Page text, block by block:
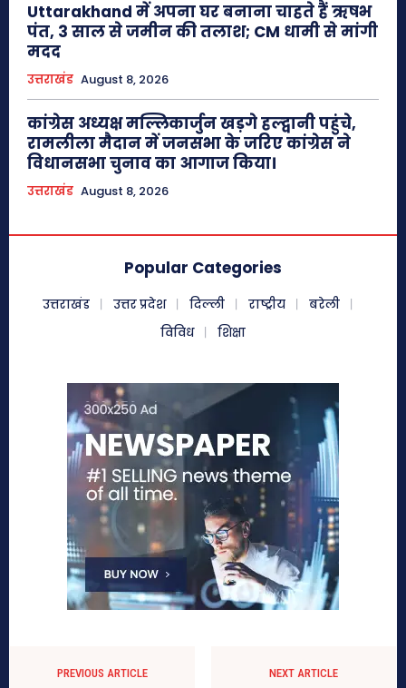
Uttarakhand में अपना घर बनाना चाहते हैं ऋषभ
पंत, 3 साल से जमीन की तलाश; CM धामी से मांगी
मदद
उत्तराखंड August 8, 2026
कांग्रेस अध्यक्ष मल्लिकार्जुन खड़गे हल्द्वानी पहुंचे,
रामलीला मैदान में जनसभा के जरिए कांग्रेस ने
विधानसभा चुनाव का आगाज किया।
उत्तराखंड August 8, 2026
Popular Categories
उत्तराखंड उत्तर प्रदेश दिल्ली राष्ट्रीय
बरेली
विविध
शिक्षा
PREVIOUS ARTICLE NEXT ARTICLE